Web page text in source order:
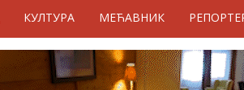
КУЛТУРА МЕЋАВНИК